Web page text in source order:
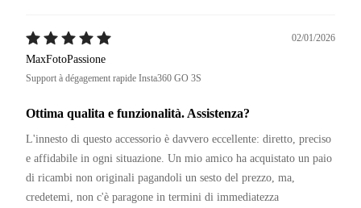
02/01/2026
MaxFotoPassione
Support à dégagement rapide Insta360 GO 3S
Ottima qualita e funzionalità. Assistenza?
L'innesto di questo accessorio è davvero eccellente: diretto, preciso
e affidabile in ogni situazione. Un mio amico ha acquistato un paio
di ricambi non originali pagandoli un sesto del prezzo, ma,
credetemi, non c'è paragone in termini di immediatezza